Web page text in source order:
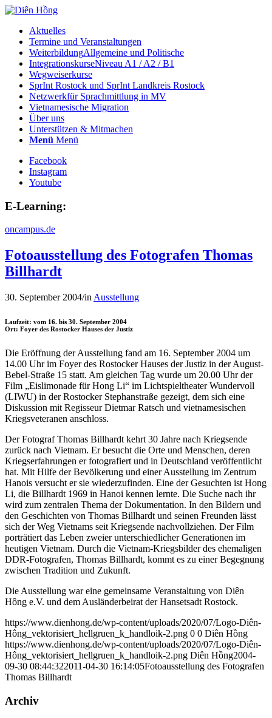
Aktuelles
Termine und Veranstaltungen
WeiterbildungAllgemeine und Politische
IntegrationskurseNiveau A1 / A2 / B1
Wegweiserkurse
SprInt Rostock und SprInt Landkreis Rostock
Netzwerkfür Sprachmittlung in MV
Vietnamesische Migration
Über uns
Unterstützen & Mitmachen
Menü Menü
Facebook
Instagram
Youtube
E-Learning:
oncampus.de
Fotoausstellung des Fotografen Thomas
Billhardt
30. September 2004/in Ausstellung
Laufzeit: vom 16. bis 30. September 2004
Ort: Foyer des Rostocker Hauses der Justiz
Die Eröffnung der Ausstellung fand am 16. September 2004 um
14.00 Uhr im Foyer des Rostocker Hauses der Justiz in der August-
Bebel-Straße 15 statt. Am gleichen Tag wurde um 20.00 Uhr der
Film „Eislimonade für Hong Li“ im Lichtspieltheater Wundervoll
(LIWU) in der Rostocker Stephanstraße gezeigt, dem sich eine
Diskussion mit Regisseur Dietmar Ratsch und vietnamesischen
Kriegsveteranen anschloss.
Der Fotograf Thomas Billhardt kehrt 30 Jahre nach Kriegsende
zurück nach Vietnam. Er besucht die Orte und Menschen, deren
Kriegserfahrungen er fotografiert und in Deutschland veröffentlicht
hat. Mit Hilfe der Bevölkerung und einer Ausstellung im Zentrum
Hanois versucht er sie wiederzufinden. Eine der Gesuchten ist Hong
Li, die Billhardt 1969 in Hanoi kennen lernte. Die Suche nach ihr
wird zum zentralen Thema der Dokumentation. In den Bildern und
den Geschichten von Thomas Billhardt und seinen Freunden lässt
sich der Weg Vietnams seit Kriegsende nachvollziehen. Der Film
porträtiert das Leben zweier unterschiedlicher Generationen im
heutigen Vietnam. Durch die Vietnam-Kriegsbilder des ehemaligen
DDR-Fotografen, Thomas Billhardt, kommt es zu einer Begegnung
zwischen Tradition und Zukunft.
Die Ausstellung war eine gemeinsame Veranstaltung von Diên
Hông e.V. und dem Ausländerbeirat der Hansetsadt Rostock.
https://www.dienhong.de/wp-content/uploads/2020/07/Logo-Diên-
Hông_vektorisiert_hellgruen_k_handloik-2.png 0 0 Diên Hồng
https://www.dienhong.de/wp-content/uploads/2020/07/Logo-Diên-
Hông_vektorisiert_hellgruen_k_handloik-2.png Diên Hồng2004-
09-30 08:44:322011-04-30 16:14:05Fotoausstellung des Fotografen
Thomas Billhardt
Archiv